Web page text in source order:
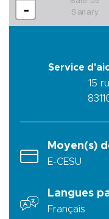
-
Service
15
Moyen(s)
E-CESU
Langues
Français